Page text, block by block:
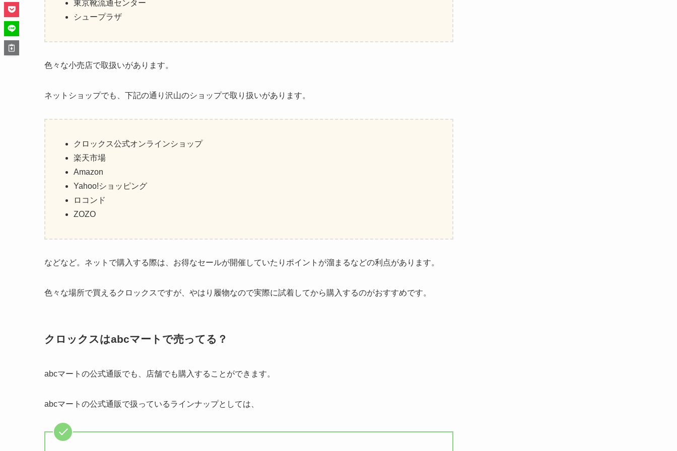
東京靴流通センター
シュープラザ
色々な小売店で取扱いがあります。
ネットショップでも、下記の通り沢山のショップで取り扱いがあります。
クロックス公式オンラインショップ
楽天市場
Amazon
Yahoo!ショッピング
ロコンド
ZOZO
などなど。ネットで購入する際は、お得なセールが開催していたりポイントが溜まるなどの利点があります。
色々な場所で買えるクロックスですが、やはり履物なので実際に試着してから購入するのがおすすめです。
クロックスはabcマートで売ってる？
abcマートの公式通販でも、店舗でも購入することができます。
abcマートの公式通販で扱っているラインナップとしては、